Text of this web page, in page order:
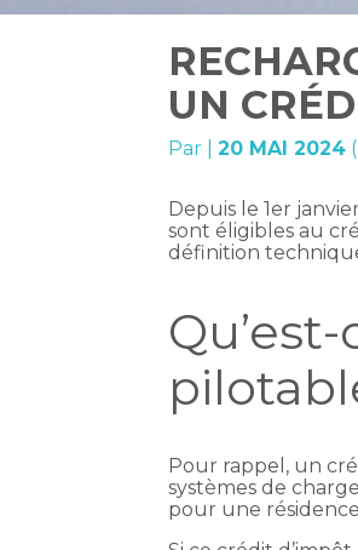
UN
Par |20 MAI 2024
Depuis le 1er
sont éligibles au
définition
Pour rappel, un
systèmes de
pour une